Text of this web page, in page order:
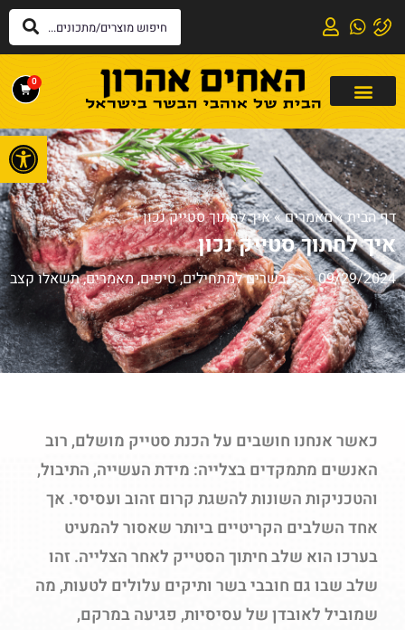
0
דף הבית»מאמרים»איך לחתוך סטייק נכון
איך לחתוך סטייק נכון
09/29/2024 בשרים למתחילים,טיפים,מאמרים,תשאלו קצב
כאשר אנחנו חושבים על הכנת סטייק מושלם, רוב
האנשים מתמקדים בצלייה: מידת העשייה, התיבול,
והטכניקות השונות להשגת קרום זהוב ועסיסי. אך
אחד השלבים הקריטיים ביותר שאסור להמעיט
בערכו הוא שלב חיתוך הסטייק לאחר הצלייה. זהו
שלב שבו גם חובבי בשר ותיקים עלולים לטעות, מה
שמוביל לאובדן של עסיסיות, פגיעה במרקם,